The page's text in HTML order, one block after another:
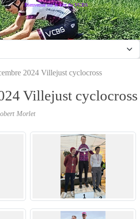
Bienvenue sur le site du VCBS
2024 Villejust cyclocross
Villejust cyclocross
Morlet